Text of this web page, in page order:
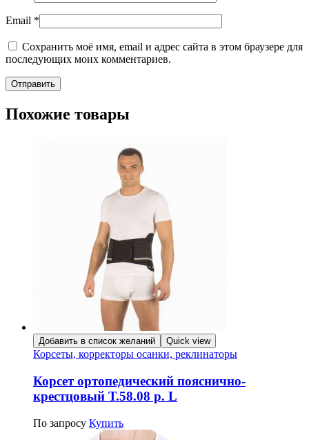
Email *
Сохранить моё имя, email и адрес сайта в этом браузере для
последующих моих комментариев.
Похожие товары
Добавить в список желаний Quick view
Корсеты, корректоры осанки, реклинаторы
Корсет ортопедический пояснично-
крестцовый Т.58.08 р. L
По запросу Купить